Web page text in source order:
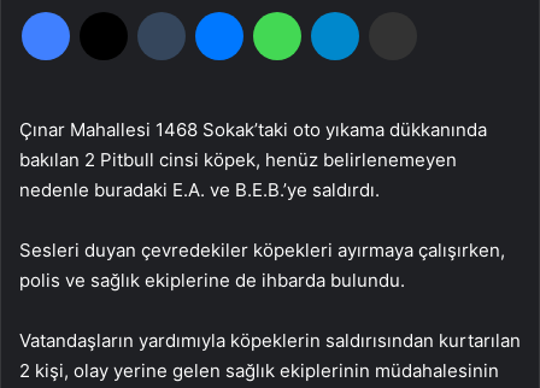
Facebook Tumblr MessengerWhatsApp
Çınar Mahallesi 1468 Sokak’taki oto yıkama dükkanında
bakılan 2 Pitbull cinsi köpek, henüz belirlenemeyen
nedenle buradaki E.A. ve B.E.B.’ye saldırdı.
Sesleri duyan çevredekiler köpekleri ayırmaya çalışırken,
polis ve sağlık ekiplerine de ihbarda bulundu.
Vatandaşların yardımıyla köpeklerin saldırısından kurtarılan
2 kişi, olay yerine gelen sağlık ekiplerinin müdahalesinin